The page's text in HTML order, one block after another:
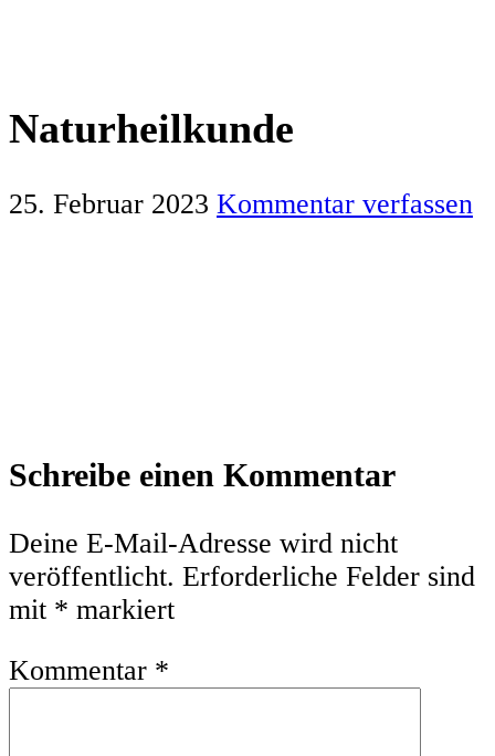
Naturheilkunde
25. Februar 2023 Kommentar verfassen
Leser-
Interaktionen
Schreibe einen Kommentar
Deine E-Mail-Adresse wird nicht
veröffentlicht. Erforderliche Felder sind
mit * markiert
Kommentar *